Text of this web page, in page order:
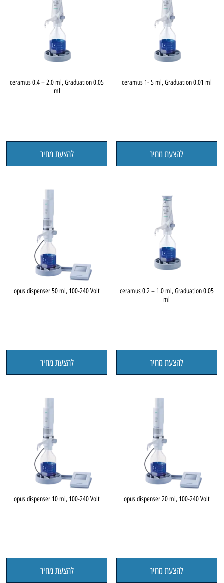
ceramus 1- 5 ml, Graduation 0.01 ml
להצעת מחיר
ceramus 0.4 – 2.0 ml, Graduation 0.05
ml
להצעת מחיר
ceramus 0.2 – 1.0 ml, Graduation 0.05
ml
להצעת מחיר
opus dispenser 50 ml, 100-240 Volt
להצעת מחיר
opus dispenser 20 ml, 100-240 Volt
להצעת מחיר
opus dispenser 10 ml, 100-240 Volt
להצעת מחיר